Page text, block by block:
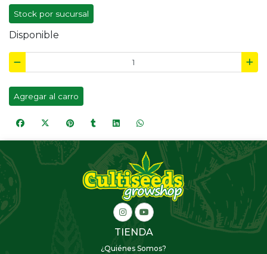
Stock por sucursal
Disponible
Agregar al carro
TIENDA
¿Quiénes Somos?